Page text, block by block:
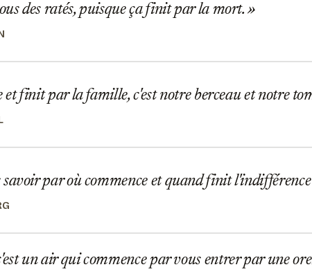
des ratés, puisque ça finit par la mort.
finit par la famille, c'est notre berceau et notre
par où commence et quand finit
un air qui commence par vous entrer par une